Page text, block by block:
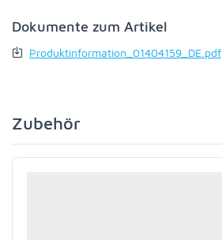
Dokumente zum Artikel
Produktinformation_01404159_DE.pdf
Zubehör